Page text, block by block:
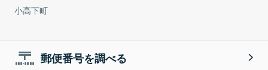
小高下町
郵便番号を調べる